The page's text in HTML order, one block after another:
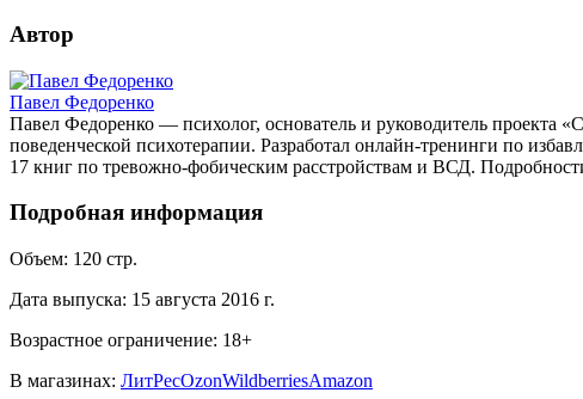
Автор
Павел Федоренко
Павел Федоренко — психолог, основатель и руководитель проекта
поведенческой психотерапии. Разработал онлайн-тренинги по
17 книг по тревожно-фобическим расстройствам и ВСД.
Подробная информация
Объем: 120 стр.
Дата выпуска: 15 августа 2016 г.
Возрастное ограничение: 18+
В магазинах: ЛитРесOzonWildberriesAmazon